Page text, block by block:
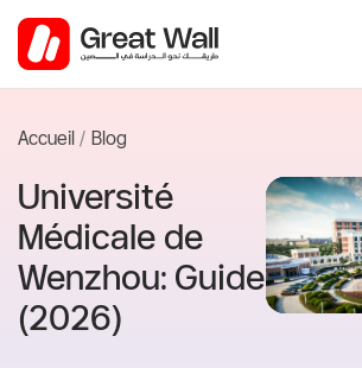
contenu
Accueil Blog
Université
Médicale de
Wenzhou: Guide
(2026)